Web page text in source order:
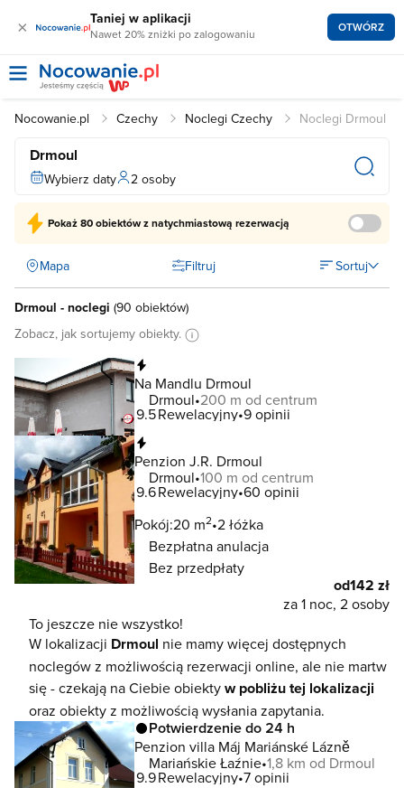
× Taniej w aplikacji
Nawet 20% zniżki po zalogowaniu OTWÓRZ
Nocowanie.pl Czechy Noclegi Czechy Noclegi Drmoul
Drmoul
Wybierz daty 2 osoby
Pokaż80 obiektówz natychmiastową rezerwacją
Mapa Filtruj Sortuj
Drmoul - noclegi (90 obiektów)
Zobacz, jak sortujemy obiekty.
Na Mandlu Drmoul
Drmoul 200 m od centrum
9.5Rewelacyjny 9 opinii
Penzion J.R. Drmoul
Drmoul 100 m od centrum
9.6Rewelacyjny 60 opinii
Pokój:20 m2 2 łóżka
Bezpłatna anulacja
Bez przedpłaty
od142 zł
za 1 noc, 2 osoby
To jeszcze nie wszystko!
W lokalizacji Drmoul nie mamy więcej dostępnych
noclegów z możliwością rezerwacji online, ale nie martw
się - czekają na Ciebie obiektyw pobliżu tej lokalizacji
oraz obiekty z możliwością wysłania zapytania.
Potwierdzenie do 24 h
Penzion villa Máj Mariánské Lázně
Mariańskie Łaźnie 1,8 km od Drmoul
9.9Rewelacyjny 7 opinii